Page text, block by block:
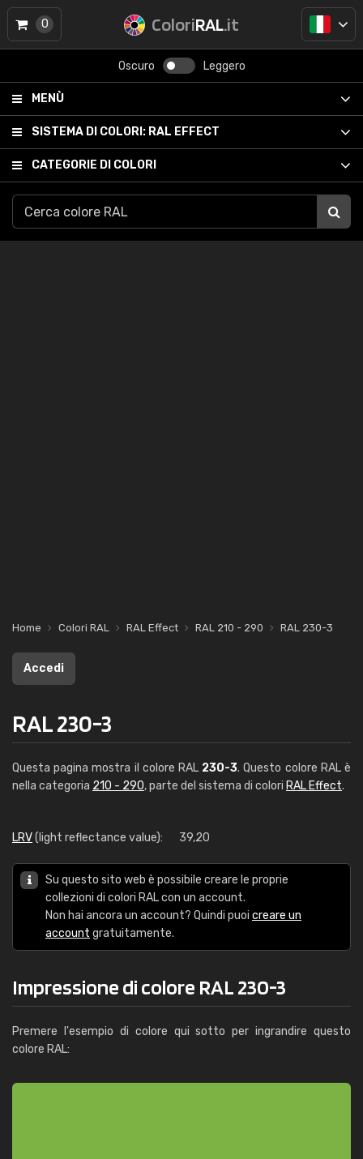
ColoriRAL.it
Oscuro Leggero
MENÙ
SISTEMA DI COLORI: RAL EFFECT
CATEGORIE DI COLORI
0
Home Colori RAL RAL Effect RAL 210 - 290 RAL 230-3
Accedi
RAL 230-3
Questa pagina mostra il colore RAL 230-3. Questo colore RAL è
nella categoria 210 - 290, parte del sistema di colori RAL Effect.
LRV(light reflectance value): 39,20
Su questo sito web è possibile creare le proprie
collezioni di colori RAL con un account.
Non hai ancora un account? Quindi puoi creare un
account gratuitamente.
Impressione di colore RAL 230-3
Premere l'esempio di colore qui sotto per ingrandire questo
colore RAL: